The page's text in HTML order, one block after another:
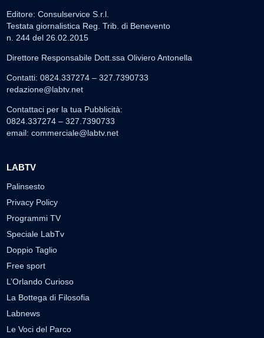
Editore: Consulservice S.r.l.
Testata giornalistica Reg. Trib. di Benevento
n. 244 del 26.02.2015
Direttore Responsabile Dott.ssa Oliviero Antonella
Contatti: 0824.337274 – 327.7390733
redazione@labtv.net
Contattaci per la tua Pubblicità:
0824.337274 – 327.7390733
email: commerciale@labtv.net
LABTV
Palinsesto
Privacy Policy
Programmi TV
Speciale LabTv
Doppio Taglio
Free sport
L’Orlando Curioso
La Bottega di Filosofia
Labnews
Le Voci del Parco